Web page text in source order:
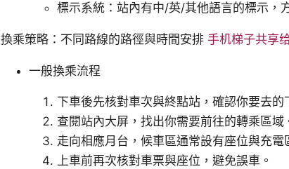
標示系統：站內有中/英/其他語言的標示，
換乘策略：不同路線的路徑與時間安排 手机梯子共享
一般換乘流程
下車後先核對車次與終點站，確認你要去的
查閱站內大屏，找出你需要前往的轉乘區域
走向相應月台，候車區通常設有座位與充電
上車前再次核對車票與座位，避免誤車。